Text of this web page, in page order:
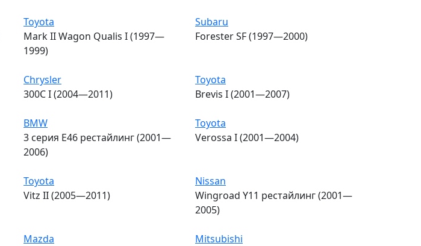
Toyota
Mark II Wagon Qualis I (1997—
1999)
Subaru
Forester SF (1997—2000)
Chrysler
300C I (2004—2011)
Toyota
Brevis I (2001—2007)
BMW
3 серия E46 рестайлинг (2001—
2006)
Toyota
Verossa I (2001—2004)
Toyota
Vitz II (2005—2011)
Nissan
Wingroad Y11 рестайлинг (2001—
2005)
Mazda Mitsubishi